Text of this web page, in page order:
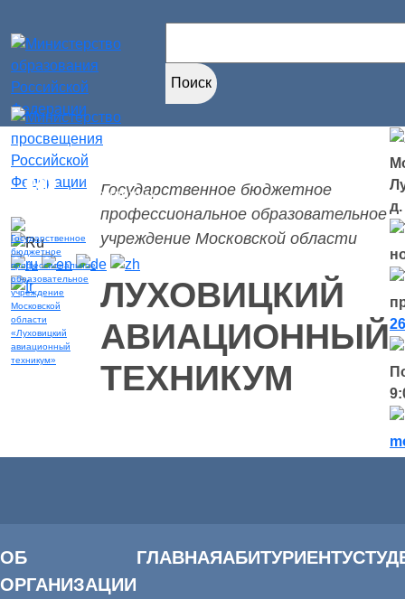
слабовидящих
Государственное бюджетное
профессиональное образовательное
учреждение Московской области
ЛУХОВИЦКИЙ
АВИАЦИОННЫЙ
ТЕХНИКУМ
д.
ОБ
ОРГАНИЗАЦИИ
ГЛАВНАЯАБИТУРИЕНТУ